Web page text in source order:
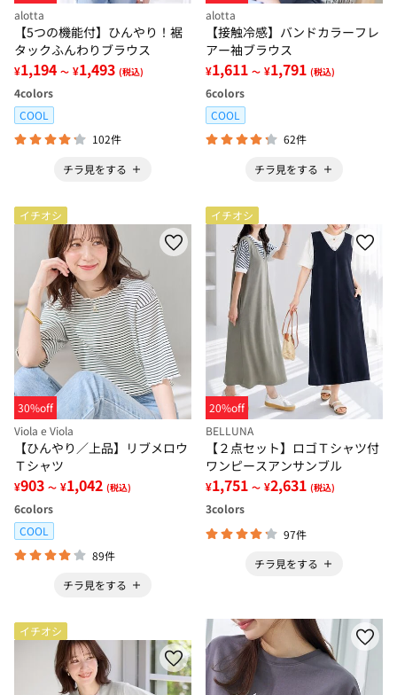
alotta
【5つの機能付】ひんやり！裾
タックふんわりブラウス
¥1,194 ～ ¥1,493 (税込)
4colors
COOL
102件
チラ見をする
alotta
【接触冷感】バンドカラーフレ
アー袖ブラウス
¥1,611 ～ ¥1,791 (税込)
6colors
COOL
62件
チラ見をする
イチオシ
30%off
Viola e Viola
【ひんやり／上品】リブメロウ
Ｔシャツ
¥903 ～ ¥1,042 (税込)
6colors
COOL
89件
チラ見をする
イチオシ
20%off
BELLUNA
【２点セット】ロゴＴシャツ付
ワンピースアンサンブル
¥1,751 ～ ¥2,631 (税込)
3colors
97件
チラ見をする
イチオシ